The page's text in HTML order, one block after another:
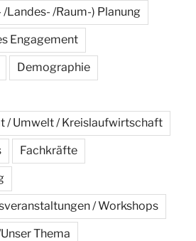
Landes- /Raum-) Planung
Engagement
Demographie
/ Umwelt / Kreislaufwirtschaft
Fachkräfte
/ Workshops
Thema